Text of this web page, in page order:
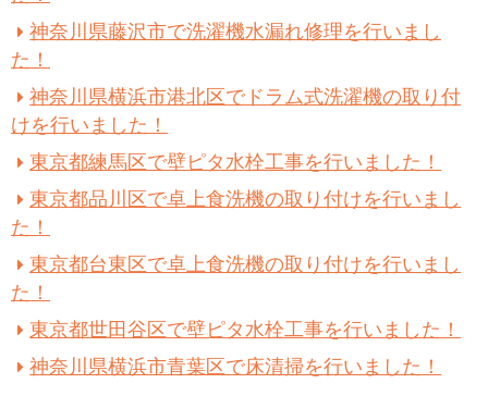
神奈川県藤沢市で洗濯機水漏れ修理を行いまし
た！
神奈川県横浜市港北区でドラム式洗濯機の取り付
けを行いました！
東京都練馬区で壁ピタ水栓工事を行いました！
東京都品川区で卓上食洗機の取り付けを行いまし
た！
東京都台東区で卓上食洗機の取り付けを行いまし
た！
東京都世田谷区で壁ピタ水栓工事を行いました！
神奈川県横浜市青葉区で床清掃を行いました！